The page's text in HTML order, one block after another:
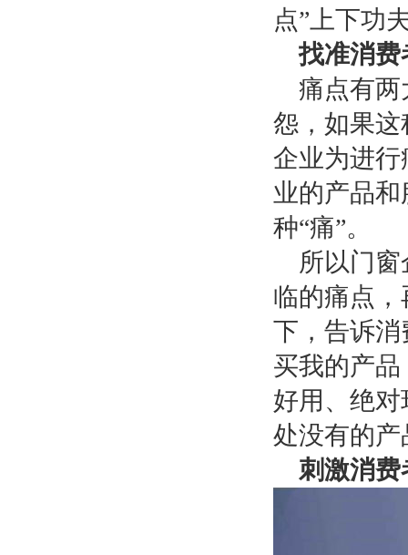
点”上下功
找准消费
痛点有两
怨，如果
企业为进
业的产品
种“痛”。
所以门
临的痛点
下，告诉消
买我的产品
好用、绝
处没有的产
刺激消费